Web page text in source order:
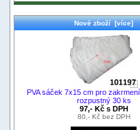
Nové zboží [více]
PVA sáček 7x15 cm pro
rozpustný 30 ks
97,- Kč s DPH
80,- Kč bez DPH